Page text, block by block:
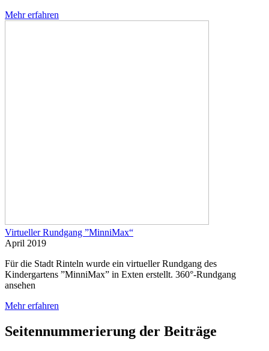
Mehr erfahren
Virtueller Rundgang ”MinniMax“
April 2019
Für die Stadt Rinteln wurde ein virtueller Rundgang des
Kindergartens ”MinniMax” in Exten erstellt. 360°-Rundgang
ansehen
Mehr erfahren
Seitennummerierung der Beiträge